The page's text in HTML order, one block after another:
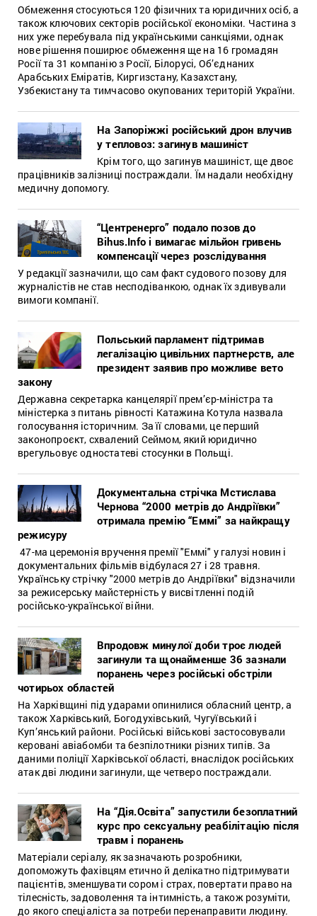
Обмеження стосуються 120 фізичних та юридичних осіб, а
також ключових секторів російської економіки. Частина з
них уже перебувала під українськими санкціями, однак
нове рішення поширює обмеження ще на 16 громадян
Росії та 31 компанію з Росії, Білорусі, Об’єднаних
Арабських Еміратів, Киргизстану, Казахстану,
Узбекистану та тимчасово окупованих територій України.
На Запоріжжі російський дрон влучив
у тепловоз: загинув машиніст
Крім того, що загинув машиніст, ще двоє
працівників залізниці постраждали. Їм надали необхідну
медичну допомогу.
“Центренерго” подало позов до
Bihus.Info і вимагає мільйон гривень
компенсації через розслідування
У редакції зазначили, що сам факт судового позову для
журналістів не став несподіванкою, однак їх здивували
вимоги компанії.
Польський парламент підтримав
легалізацію цивільних партнерств, але
президент заявив про можливе вето
закону
Державна секретарка канцелярії прем’єр-міністра та
міністерка з питань рівності Катажина Котула назвала
голосування історичним. За її словами, це перший
законопроєкт, схвалений Сеймом, який юридично
врегульовує одностатеві стосунки в Польщі.
Документальна стрічка Мстислава
Чернова “2000 метрів до Андріївки”
отримала премію “Еммі” за найкращу
режисуру
47-ма церемонія вручення премії "Еммі" у галузі новин і
документальних фільмів відбулася 27 і 28 травня.
Українську стрічку "2000 метрів до Андріївки" відзначили
за режисерську майстерність у висвітленні подій
російсько-української війни.
Впродовж минулої доби троє людей
загинули та щонайменше 36 зазнали
поранень через російські обстріли
чотирьох областей
На Харківщині під ударами опинилися обласний центр, а
також Харківський, Богодухівський, Чугуївський і
Куп’янський райони. Російські військові застосовували
керовані авіабомби та безпілотники різних типів. За
даними поліції Харківської області, внаслідок російських
атак дві людини загинули, ще четверо постраждали.
На “Дія.Освіта” запустили безоплатний
курс про сексуальну реабілітацію після
травм і поранень
Матеріали серіалу, як зазначають розробники,
допоможуть фахівцям етично й делікатно підтримувати
пацієнтів, зменшувати сором і страх, повертати право на
тілесність, задоволення та інтимність, а також розуміти,
до якого спеціаліста за потреби перенаправити людину.